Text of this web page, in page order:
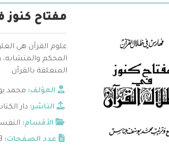
مفتاح كنوز
علوم القرآن هي
المحكم والمتشابه،
المتعلقة بالقرآن.
المؤلف: محمد
الناشر: دار
الأقسام:
عدد الصفحات: